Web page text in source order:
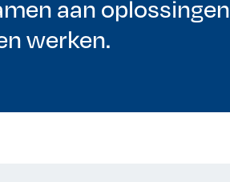
aan oplossingen
werken.